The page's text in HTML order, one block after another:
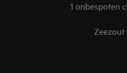
1 onbespoten
Zeezout